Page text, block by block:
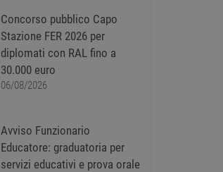
Concorso pubblico Capo
Stazione FER 2026 per
diplomati con RAL fino a
30.000 euro
06/08/2026
Avviso Funzionario
Educatore: graduatoria per
servizi educativi e prova orale